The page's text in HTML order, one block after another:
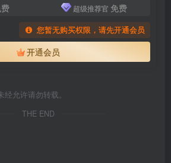
超级推荐官 免费
您暂无购买权限，请先开通会员
开通会员
允许请勿转载。
THE END